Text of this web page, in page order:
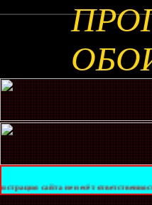
не несёт ответственности!!!